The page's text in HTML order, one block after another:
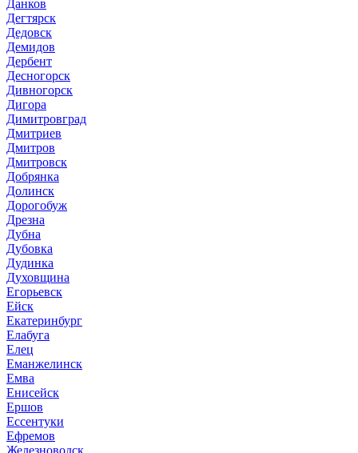
Данков
Дегтярск
Дедовск
Демидов
Дербент
Десногорск
Дивногорск
Дигора
Димитровград
Дмитриев
Дмитров
Дмитровск
Добрянка
Долинск
Дорогобуж
Дрезна
Дубна
Дубовка
Дудинка
Духовщина
Егорьевск
Ейск
Екатеринбург
Елабуга
Елец
Еманжелинск
Емва
Енисейск
Ершов
Ессентуки
Ефремов
Железноводск